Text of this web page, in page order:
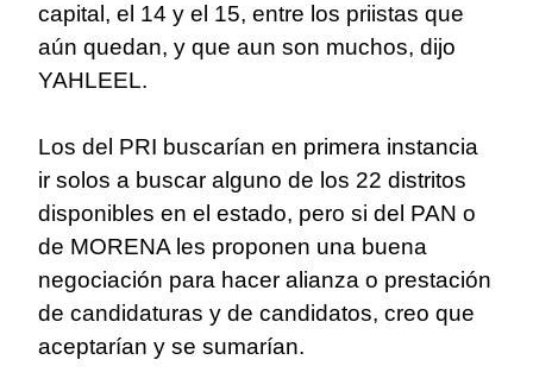
capital, el 14 y el 15, entre los priistas que
aún quedan, y que aun son muchos, dijo
YAHLEEL.
Los del PRI buscarían en primera instancia
ir solos a buscar alguno de los 22 distritos
disponibles en el estado, pero si del PAN o
de MORENA les proponen una buena
negociación para hacer alianza o prestación
de candidaturas y de candidatos, creo que
aceptarían y se sumarían.